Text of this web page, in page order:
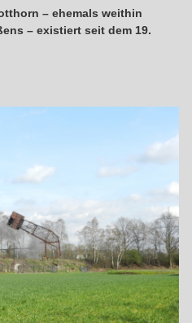
– ehemals weithin
– existiert seit dem 19.